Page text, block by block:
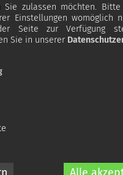
Sie zulassen möchten.
Einstellungen womöglich
Seite zur Verfügung
Sie in unserer